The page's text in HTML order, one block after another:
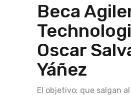
Beca
Oscar
Yáñez
El objetivo: que salgan